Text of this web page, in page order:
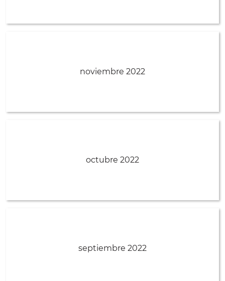
noviembre 2022
octubre 2022
septiembre 2022